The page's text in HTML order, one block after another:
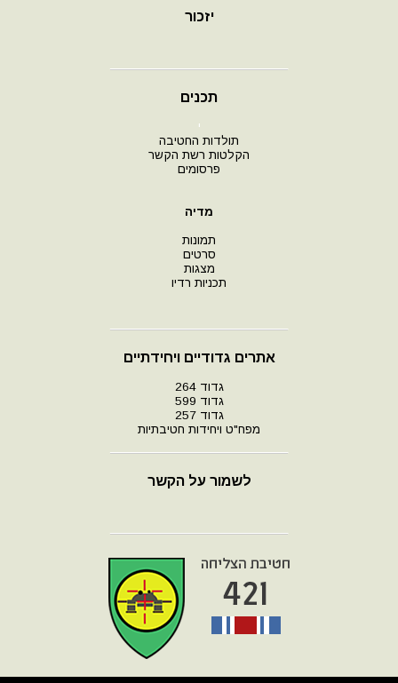
יזכור
תכנים
י
תולדות החטיבה
הקלטות רשת הקשר
פרסומים
מדיה
תמונות
סרטים
מצגות
תכניות רדיו
אתרים גדודיים ויחידתיים
גדוד 264
גדוד 599
גדוד 257
מפח"ט ויחידות חטיבתיות
לשמור על הקשר